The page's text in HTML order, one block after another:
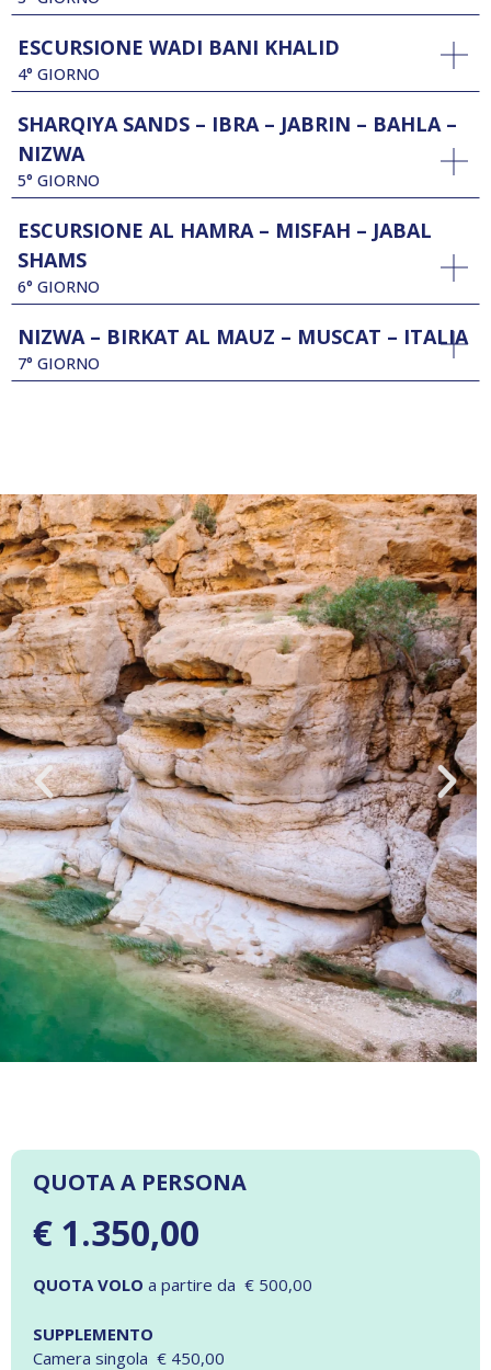
ESCURSIONE WADI BANI KHALID
4° GIORNO
SHARQIYA SANDS – IBRA – JABRIN – BAHLA –
NIZWA
5° GIORNO
ESCURSIONE AL HAMRA – MISFAH – JABAL
SHAMS
6° GIORNO
NIZWA – BIRKAT AL MAUZ – MUSCAT – ITALIA
7° GIORNO
QUOTA A PERSONA
€ 1.350,00
QUOTA VOLO a partire da € 500,00
SUPPLEMENTO
Camera singola € 450,00